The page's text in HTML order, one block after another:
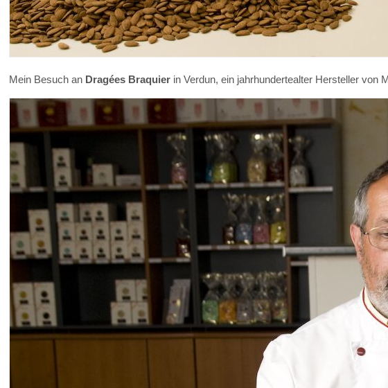
Mein Besuch an Dragées Braquier in Verdun, ein jahrhundertealter Hersteller von